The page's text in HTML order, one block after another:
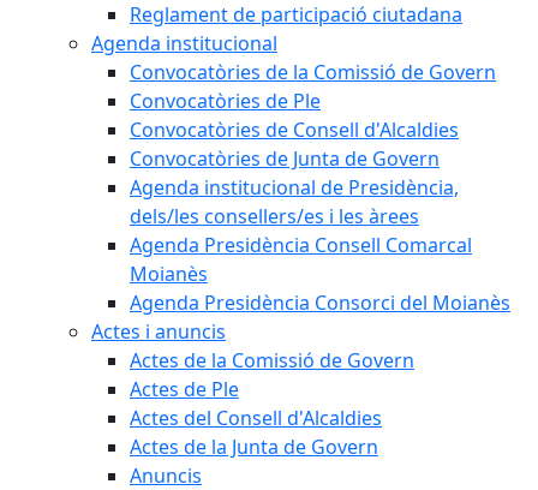
Reglament de participació ciutadana
Agenda institucional
Convocatòries de la Comissió de Govern
Convocatòries de Ple
Convocatòries de Consell d'Alcaldies
Convocatòries de Junta de Govern
Agenda institucional de Presidència,
dels/les consellers/es i les àrees
Agenda Presidència Consell Comarcal
Moianès
Agenda Presidència Consorci del Moianès
Actes i anuncis
Actes de la Comissió de Govern
Actes de Ple
Actes del Consell d'Alcaldies
Actes de la Junta de Govern
Anuncis